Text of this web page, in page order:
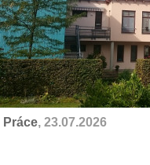
Práce, 23.07.2026